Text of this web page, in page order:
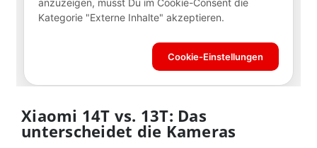
Xiaomi 14T vs. 13T: Das
unterscheidet die Kameras